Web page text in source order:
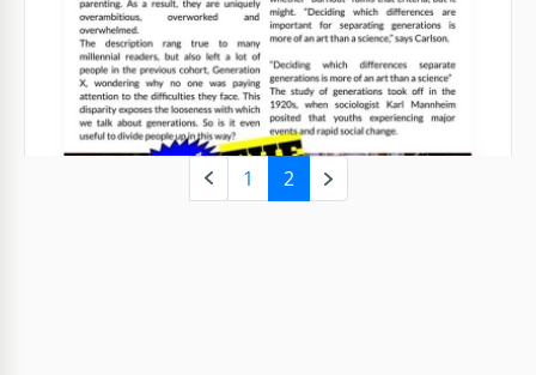
Vuoi fare un post su Instagram, Facebook, o un'altra
piattaforma? O hai una rubrica sul giornale
scolastico?
Google Slides
1 2